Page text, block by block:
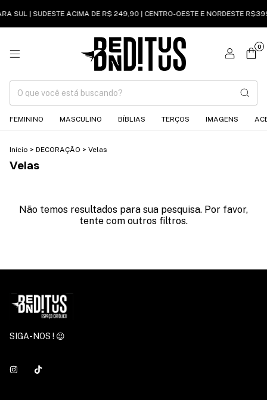
SUL | SUDESTE ACIMA DE R$ 249,90 | CENTRO-OESTE E NORDESTE
0
FEMININO MASCULINO BÍBLIAS TERÇOS IMAGENS
Início > DECORAÇÃO > Velas
Velas
Não temos resultados para sua pesquisa. Por favor,
tente com outros filtros.
SIGA-NOS ! 😉